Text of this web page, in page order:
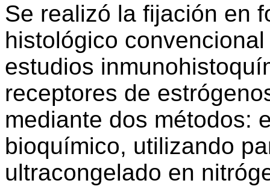
Se realizó la fijación en
histológico
estudios
receptores de
mediante dos métodos:
bioquímico, utilizando
ultracongelado en